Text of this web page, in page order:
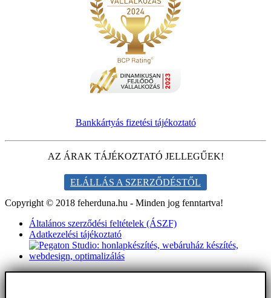
Bankkártyás fizetési tájékoztató
AZ ÁRAK TÁJÉKOZTATÓ JELLEGŰEK!
ELÁLLÁS A SZERZŐDÉSTŐL
Copyright © 2018 feherduna.hu - Minden jog fenntartva!
Általános szerződési feltételek (ÁSZF)
Adatkezelési tájékoztató